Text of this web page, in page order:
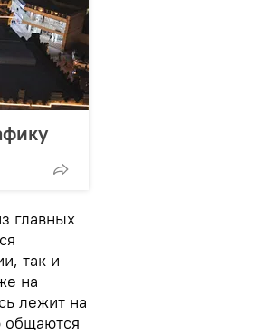
главных
так и
на
лежит на
общаются